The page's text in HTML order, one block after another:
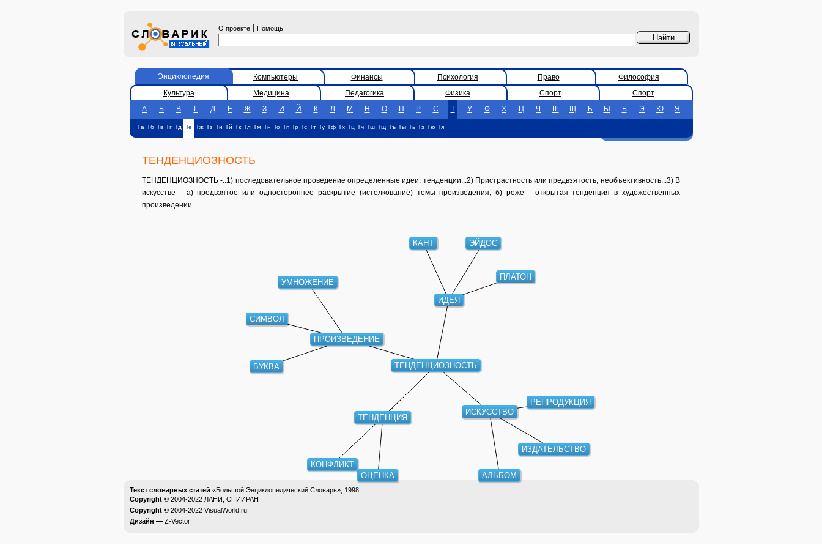
О проекте | Помощь
Энциклопедия Компьютеры Финансы Психология Право
Философия
Культура
Медицина Педагогика Физика Спорт
Спорт
А
Б В Г Д Е Ж З И Й К Л М Н О П Р С Т У Ф Х Ц Ч Ш Щ Ъ Ы Ь Э Ю Я
Та Тб Тв Тг Тд Те Тж Тз Ти Тй Тк Тл Тм Тн То Тп Тр Тс Тт Ту Тф Тх Тц Тч Тш Тщ Тъ Ты Ть Тэ Тю Тя
ТЕНДЕНЦИОЗНОСТЬ
ТЕНДЕНЦИОЗНОСТЬ -..1) последовательное проведение определенные идеи, тенденции...2) Пристрастность или предвзятость, необъективность...3) В
искусстве - а) предвзятое или одностороннее раскрытие (истолкование) темы произведения; б) реже - открытая тенденция в художественных
произведении.
ТЕНДЕНЦИОЗНОСТЬ
ТЕНДЕНЦИЯ
ИДЕЯ
ПРОИЗВЕДЕНИЕ
ИСКУССТВО
ОЦЕНКА
КОНФЛИКТ
ЭЙДОС
КАНТ
ПЛАТОН
УМНОЖЕНИЕ
БУКВА
СИМВОЛ
РЕПРОДУКЦИЯ
АЛЬБОМ
ИЗДАТЕЛЬСТВО
Текст словарных статей «Большой Энциклопедический Словарь», 1998.
Copyright © 2004-2022 ЛАНИ, СПИИРАН
Copyright © 2004-2022 VisualWorld.ru
Дизайн — Z-Vector